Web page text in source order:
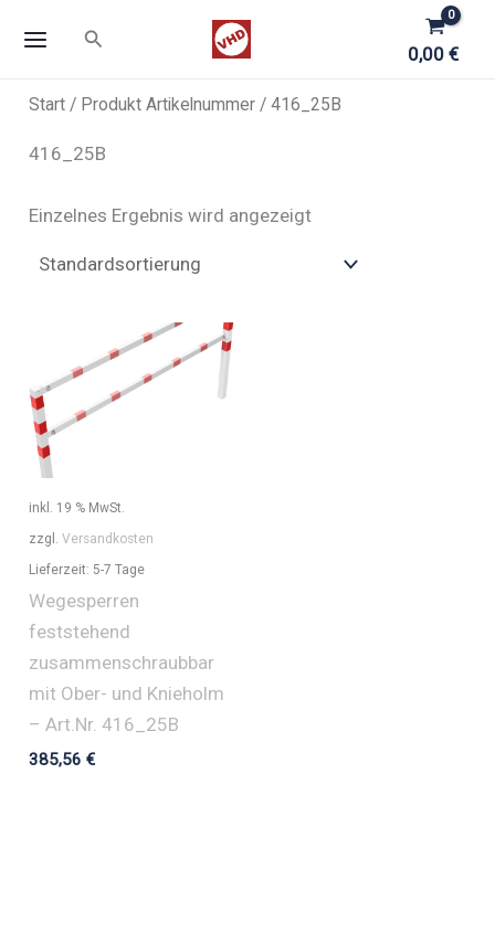
Inhalt
Suchen
0,00€
Start / Produkt Artikelnummer / 416_25B
416_25B
Einzelnes Ergebnis wird angezeigt
inkl. 19 % MwSt.
zzgl.Versandkosten
Lieferzeit: 5-7 Tage
Wegesperren
feststehend
zusammenschraubbar
mit Ober- und Knieholm
– Art.Nr. 416_25B
385,56€